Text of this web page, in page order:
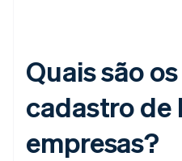
Quais são
cadastro de
empresas?